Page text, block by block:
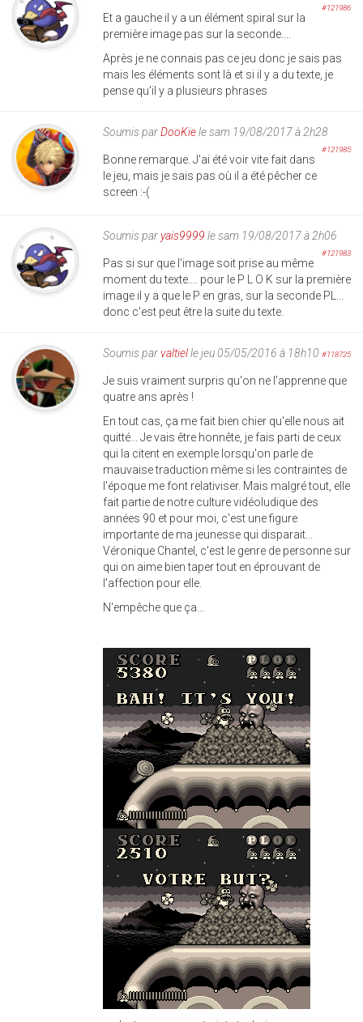
#121986
Et a gauche il y a un élément spiral sur la
première image pas sur la seconde....
Après je ne connais pas ce jeu donc je sais pas
mais les éléments sont là et si il y a du texte, je
pense qu'il y a plusieurs phrases
Soumis parDooKiele sam 19/08/2017 à 2h28
#121985
Bonne remarque. J'ai été voir vite fait dans
le jeu, mais je sais pas où il a été pêcher ce
screen :-(
Soumis paryais9999 le sam 19/08/2017 à 2h06
#121983
Pas si sur que l'image soit prise au même
moment du texte.... pour le P L O K sur la première
image il y a que le P en gras, sur la seconde PL...
donc c'est peut être la suite du texte.
Soumis parvaltielle jeu 05/05/2016 à 18h10 #118725
Je suis vraiment surpris qu'on ne l'apprenne que
quatre ans après !
En tout cas, ça me fait bien chier qu'elle nous ait
quitté... Je vais être honnête, je fais parti de ceux
qui la citent en exemple lorsqu'on parle de
mauvaise traduction même si les contraintes de
l'époque me font relativiser. Mais malgré tout, elle
fait partie de notre culture vidéoludique des
années 90 et pour moi, c'est une figure
importante de ma jeunesse qui disparait...
Véronique Chantel, c'est le genre de personne sur
qui on aime bien taper tout en éprouvant de
l'affection pour elle.
N'empêche que ça...